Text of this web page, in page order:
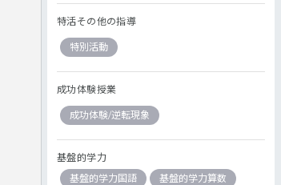
特活その他の指導
特別活動
成功体験授業
成功体験/逆転現象
基盤的学力
基盤的学力国語
基盤的学力算数